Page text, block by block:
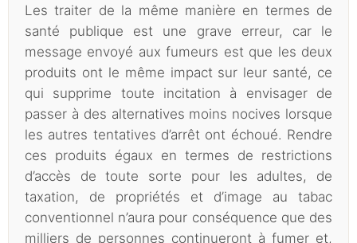
Les traiter de la même manière en termes de
santé publique est une grave erreur, car le
message envoyé aux fumeurs est que les deux
produits ont le même impact sur leur santé, ce
qui supprime toute incitation à envisager de
passer à des alternatives moins nocives lorsque
les autres tentatives d’arrêt ont échoué. Rendre
ces produits égaux en termes de restrictions
d’accès de toute sorte pour les adultes, de
taxation, de propriétés et d’image au tabac
conventionnel n’aura pour conséquence que des
milliers de personnes continueront à fumer et,